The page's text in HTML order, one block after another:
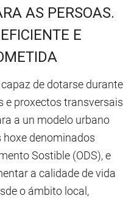
AS PERSOAS.
E
de dotarse durante
e proxectos transversais
a un modelo urbano
hoxe denominados
Sostible (ODS), e
a calidade de vida
o ámbito local,